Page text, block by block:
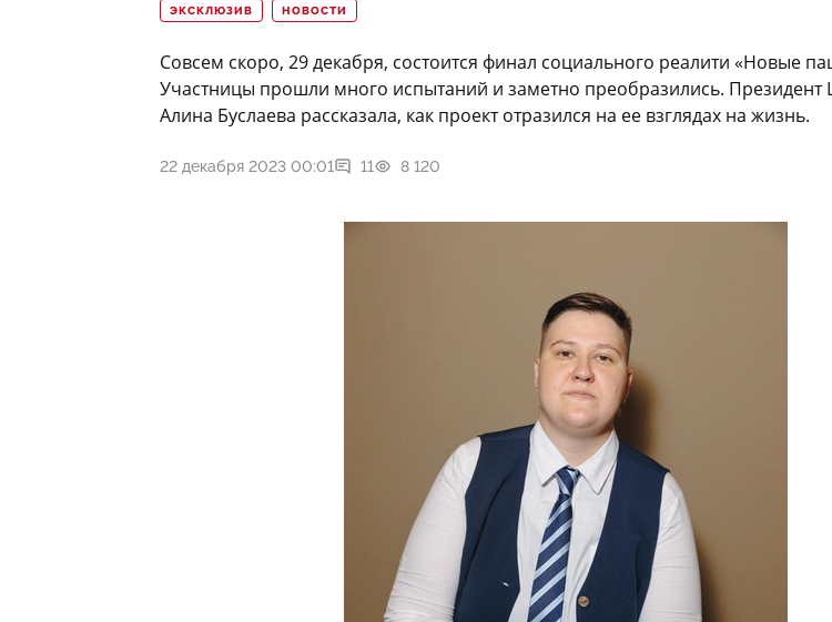
ЭКСКЛЮЗИВ НОВОСТИ
Совсем скоро, 29 декабря, состоится финал социального реалити «Новые
Участницы прошли много испытаний и заметно преобразились.
Алина Буслаева рассказала, как проект отразился на ее взглядах на жизнь.
22 декабря 2023 00:01 11 8 120